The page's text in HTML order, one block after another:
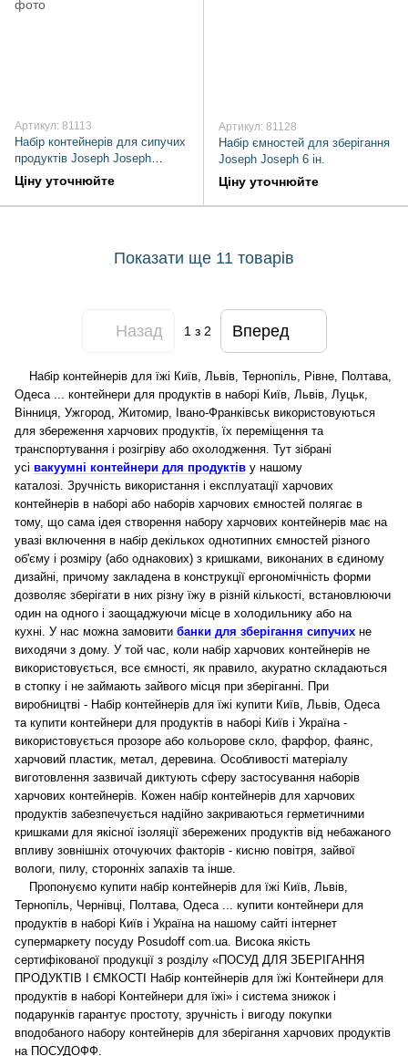
Артикул: 81113
Набір контейнерів для сипучих
продуктів Joseph Joseph
CupboardStore (81113) 5
предметів
Ціну уточнюйте
Артикул: 81128
Набір ємностей для зберігання
Joseph Joseph 6 ін.
Ціну уточнюйте
Показати ще 11 товарів
Назад 1з 2 Вперед
Набір контейнерів для їжі Київ, Львів, Тернопіль, Рівне, Полтава,
Одеса ... контейнери для продуктів в наборі Київ, Львів, Луцьк,
Вінниця, Ужгород, Житомир, Івано-Франківськ використовуються
для збереження харчових продуктів, їх переміщення та
транспортування і розігріву або охолодження. Тут зібрані
усі вакуумні контейнери для продуктів у нашому
каталозі. Зручність використання і експлуатації харчових
контейнерів в наборі або наборів харчових ємностей полягає в
тому, що сама ідея створення набору харчових контейнерів має на
увазі включення в набір декількох однотипних ємностей різного
об'єму і розміру (або однакових) з кришками, виконаних в єдиному
дизайні, причому закладена в конструкції ергономічність форми
дозволяє зберігати в них різну їжу в різній кількості, встановлюючи
один на одного і заощаджуючи місце в холодильнику або на
кухні. У нас можна замовити банки для зберігання сипучих не
виходячи з дому. У той час, коли набір харчових контейнерів не
використовується, все ємності, як правило, акуратно складаються
в стопку і не займають зайвого місця при зберіганні. При
виробництві - Набір контейнерів для їжі купити Київ, Львів, Одеса
та купити контейнери для продуктів в наборі Київ і Україна -
використовується прозоре або кольорове скло, фарфор, фаянс,
харчовий пластик, метал, деревина. Особливості матеріалу
виготовлення зазвичай диктують сферу застосування наборів
харчових контейнерів. Кожен набір контейнерів для харчових
продуктів забезпечується надійно закриваються герметичними
кришками для якісної ізоляції збережених продуктів від небажаного
впливу зовнішніх оточуючих факторів - кисню повітря, зайвої
вологи, пилу, сторонніх запахів та інше.
Пропонуємо купити набір контейнерів для їжі Київ, Львів,
Тернопіль, Чернівці, Полтава, Одеса ... купити контейнери для
продуктів в наборі Київ і Україна на нашому сайті інтернет
супермаркету посуду Posudoff com.ua. Висока якість
сертифікованої продукції з розділу «ПОСУД ДЛЯ ЗБЕРІГАННЯ
ПРОДУКТІВ І ЄМКОСТІ Набір контейнерів для їжі Контейнери для
продуктів в наборі Контейнери для їжі» і система знижок і
подарунків гарантує простоту, зручність і вигоду покупки
вподобаного набору контейнерів для зберігання харчових продуктів
на ПОСУДОФФ.